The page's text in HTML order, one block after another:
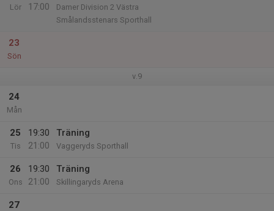
Lör
17:00
Damer Division 2 Västra
Smålandsstenars Sporthall
23
Sön
v.9
24
Mån
25
Tis
19:30
21:00
Träning
Vaggeryds Sporthall
26
Ons
19:30
21:00
Träning
Skillingaryds Arena
27